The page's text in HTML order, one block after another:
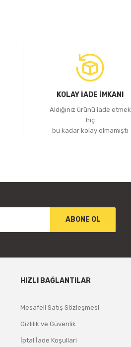
KOLAY İADE İMKANI
Aldığınız ürünü iade etmek
hiç
bu kadar kolay olmamıştı
ABONE OL
HIZLI BAĞLANTILAR
Mesafeli Satış Sözleşmesi
Gizlilik ve Güvenlik
İptal İade Koşullari